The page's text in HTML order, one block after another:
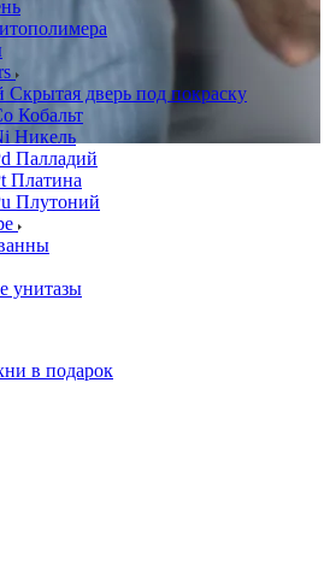
дверь под покраску
Кобальт
Никель
Палладий
Платина
Плутоний
унитазы
в подарок